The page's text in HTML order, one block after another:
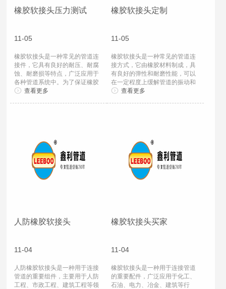
橡胶软接头压力测试
11-05
橡胶软接头是一种常见的管道连
接件，它具有良好的耐压、耐腐
蚀、耐磨损等特点，广泛应用于
各种管道系统中。为了保证橡胶
软接头的质量...
查看更多
橡胶软接头定制
11-05
橡胶软接头是一种常见的管道连
接方式，它由橡胶材料制成，具
有良好的弹性和耐磨性能，可以
在一定程度上缓解管道的振动和
位移。在实际应...
查看更多
人防橡胶软接头
11-04
人防橡胶软接头是一种用于连接
管道的重要组件，主要用于人防
工程、市政工程、建筑工程等领
橡胶软接头买家
11-04
橡胶软接头是一种用于连接管道
的重要配件，广泛应用于化工、
石油、电力、冶金、建筑等行